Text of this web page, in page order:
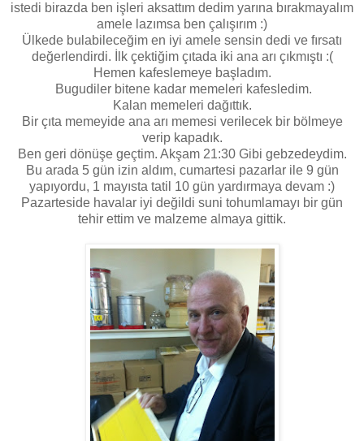
istedi birazda ben işleri aksattım dedim yarına bırakmayalım
amele lazımsa ben çalışırım :)
Ülkede bulabileceğim en iyi amele sensin dedi ve fırsatı
değerlendirdi. İlk çektiğim çıtada iki ana arı çıkmıştı :(
Hemen kafeslemeye başladım.
Bugudiler bitene kadar memeleri kafesledim.
Kalan memeleri dağıttık.
Bir çıta memeyide ana arı memesi verilecek bir bölmeye
verip kapadık.
Ben geri dönüşe geçtim. Akşam 21:30 Gibi gebzedeydim.
Bu arada 5 gün izin aldım, cumartesi pazarlar ile 9 gün
yapıyordu, 1 mayısta tatil 10 gün yardırmaya devam :)
Pazarteside havalar iyi değildi suni tohumlamayı bir gün
tehir ettim ve malzeme almaya gittik.